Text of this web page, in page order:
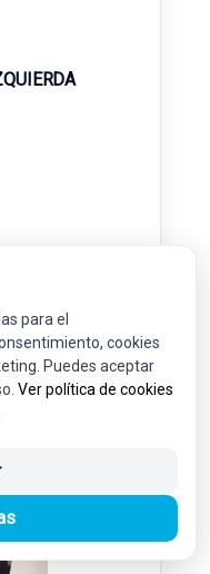
para el
cookies
Puedes aceptar
Ver política de cookies